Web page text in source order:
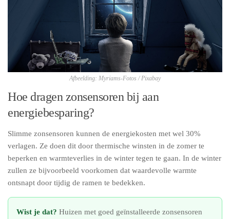
Afbeelding: Myriams-Fotos / Pixabay
Hoe dragen zonsensoren bij aan
energiebesparing?
Slimme zonsensoren kunnen de energiekosten met wel 30%
verlagen. Ze doen dit door thermische winsten in de zomer te
beperken en warmteverlies in de winter tegen te gaan. In de winter
zullen ze bijvoorbeeld voorkomen dat waardevolle warmte
ontsnapt door tijdig de ramen te bedekken.
Wist je dat? Huizen met goed geïnstalleerde zonsensoren